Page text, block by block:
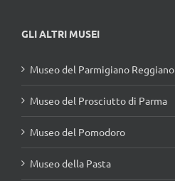
GLI ALTRI MUSEI
Museo del Parmigiano Reggiano
Museo del Prosciutto di Parma
Museo del Pomodoro
Museo della Pasta